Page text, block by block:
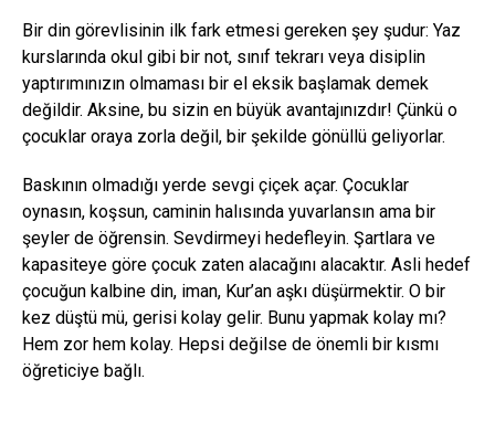
Bir din görevlisinin ilk fark etmesi gereken şey şudur: Yaz
kurslarında okul gibi bir not, sınıf tekrarı veya disiplin
yaptırımınızın olmaması bir el eksik başlamak demek
değildir. Aksine, bu sizin en büyük avantajınızdır! Çünkü o
çocuklar oraya zorla değil, bir şekilde gönüllü geliyorlar.
Baskının olmadığı yerde sevgi çiçek açar. Çocuklar
oynasın, koşsun, caminin halısında yuvarlansın ama bir
şeyler de öğrensin. Sevdirmeyi hedefleyin. Şartlara ve
kapasiteye göre çocuk zaten alacağını alacaktır. Asli hedef
çocuğun kalbine din, iman, Kur’an aşkı düşürmektir. O bir
kez düştü mü, gerisi kolay gelir. Bunu yapmak kolay mı?
Hem zor hem kolay. Hepsi değilse de önemli bir kısmı
öğreticiye bağlı.